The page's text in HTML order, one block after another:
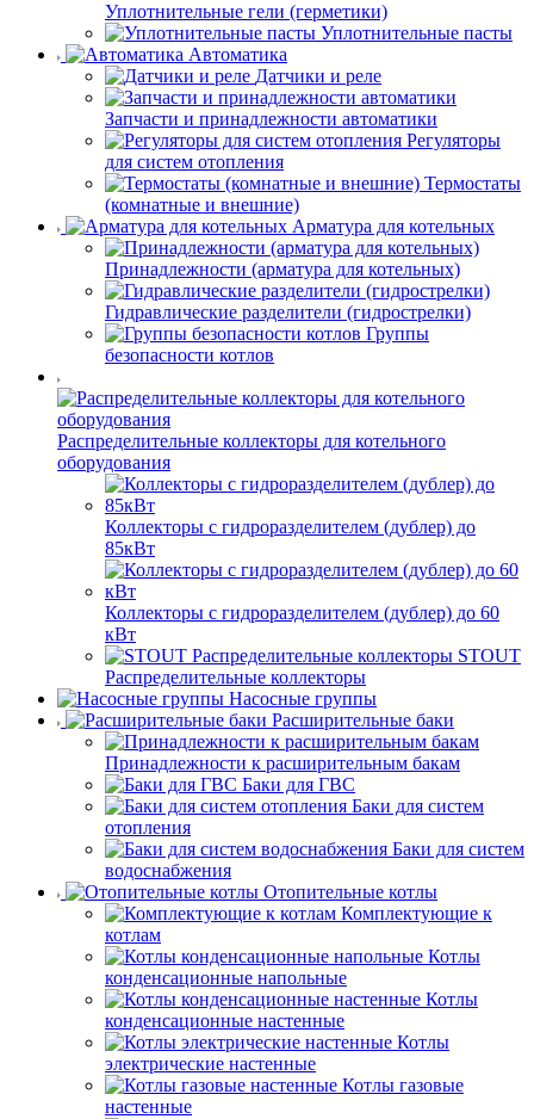
Уплотнительные гели (герметики)
Уплотнительные пасты
Автоматика
Датчики и реле
Запчасти и принадлежности автоматики
Регуляторы
для систем отопления
Термостаты
(комнатные и внешние)
Арматура для котельных
Принадлежности (арматура для котельных)
Гидравлические разделители (гидрострелки)
Группы
безопасности котлов
Распределительные коллекторы для котельного
оборудования
Коллекторы с гидроразделителем (дублер) до
85кВт
Коллекторы с гидроразделителем (дублер) до 60
кВт
STOUT
Распределительные коллекторы
Насосные группы
Расширительные баки
Принадлежности к расширительным бакам
Баки для ГВС
Баки для систем
отопления
Баки для систем
водоснабжения
Отопительные котлы
Комплектующие к
котлам
Котлы
конденсационные напольные
Котлы
конденсационные настенные
Котлы
электрические настенные
Котлы газовые
настенные